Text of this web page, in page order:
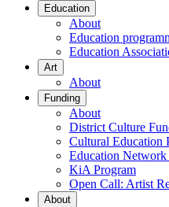
Education
About
Education
Education
Art
About
Funding
About
District Culture
Cultural Education
Education Network
KiA Program
Open Call: Artist
About